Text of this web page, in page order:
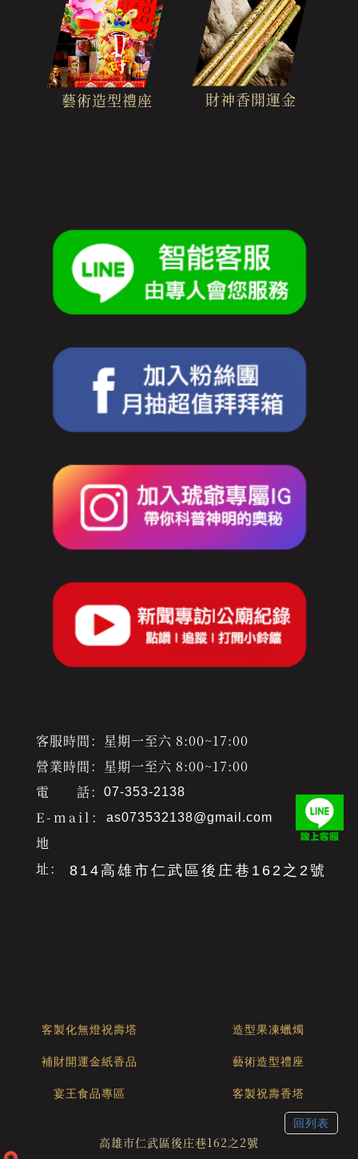
藝術造型禮座 財神香開運金
客服時間：星期一至六 8:00~17:00
營業時間：星期一至六 8:00~17:00
電 話：
07-353-2138
E-mail： as073532138@gmail.com
地
址：
814高雄市仁武區後庄巷162之2號
客製化無燈祝壽塔 造型果凍蠟燭
補財開運金紙香品 藝術造型禮座
宴王食品專區 客製祝壽香塔
高雄市仁武區後庄巷162之2號
回列表